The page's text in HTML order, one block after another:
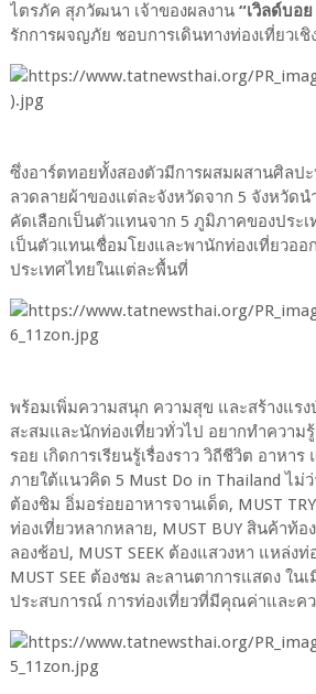
ไตรภัค สุภวัฒนา เจ้าของผลงาน “เวิลด์บอ
รักการผจญภัย ชอบการเดินทางท่องเที่ยวเ
ซึ่งอาร์ตทอยทั้งสองตัวมีการผสมผสานศิล
ลวดลายผ้าของแต่ละจังหวัดจาก 5 จังหวัดน
คัดเลือกเป็นตัวแทนจาก 5 ภูมิภาคของประ
เป็นตัวแทนเชื่อมโยงและพานักท่องเที่ยวออ
ประเทศไทยในแต่ละพื้นที่
พร้อมเพิ่มความสนุก ความสุข และสร้างแร
สะสมและนักท่องเที่ยวทั่วไป อยากทำความ
รอย เกิดการเรียนรู้เรื่องราว วิถีชีวิต อาหาร
ภายใต้แนวคิด 5 Must Do in Thailand ไม่ว่
ต้องชิม อิ่มอร่อยอาหารจานเด็ด, MUST
ท่องเที่ยวหลากหลาย, MUST BUY สินค้าท้
ลองช้อป, MUST SEEK ต้องแสวงหา แหล่งท่
MUST SEE ต้องชม ละลานตาการแสดง ใน
ประสบการณ์ การท่องเที่ยวที่มีคุณค่าและค